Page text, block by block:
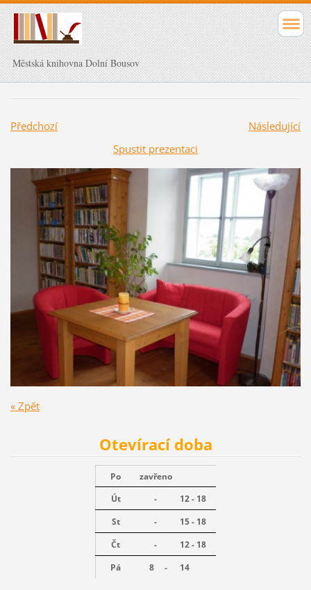
Městská knihovna Dolní Bousov
Předchozí
Následující
Spustit prezentaci
« Zpět
Otevírací doba
Po
zavřeno
Út
-
12 - 18
St
-
15 - 18
Čt
-
12 - 18
Pá
8 - 14